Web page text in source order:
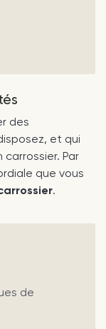
des
et qui
Par
que vous
.
de